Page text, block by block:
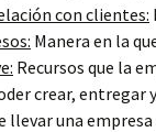
con clientes:
Manera en la
Recursos que la
crear, entregar
llevar una